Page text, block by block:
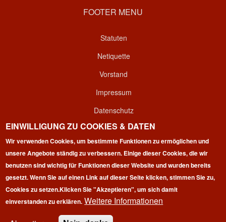
FOOTER MENU
Statuten
Netiquette
Vorstand
Impressum
Datenschutz
Kontakt
Login
rights reserved.
EINWILLIGUNG ZU COOKIES & DATEN
Wir verwenden Cookies, um bestimmte Funktionen zu ermöglichen und
unsere Angebote ständig zu verbessern. Einige dieser Cookies, die wir
benutzen sind wichtig für Funktionen dieser Website und wurden bereits
gesetzt. Wenn Sie auf einen Link auf dieser Seite klicken, stimmen Sie zu,
Cookies zu setzen.Klicken Sie "Akzeptieren", um sich damit
einverstanden zu erklären. Weitere Informationen